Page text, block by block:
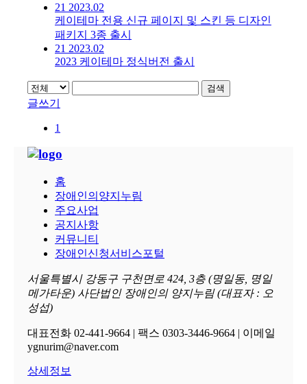
21 2023.02
케이테마 전용 신규 페이지 및 스킨 등 디자인
패키지 3종 출시
21 2023.02
2023 케이테마 정식버전 출시
검색
글쓰기
1
홈
장애인의양지누림
주요사업
공지사항
커뮤니티
장애인신청서비스포털
서울특별시 강동구 구천면로 424, 3층 (명일동, 명일
메가타운) 사단법인 장애인의 양지누림 (대표자 : 오
성섭)
대표전화 02-441-9664 | 팩스 0303-3446-9664 | 이메일
ygnurim@naver.com
상세정보